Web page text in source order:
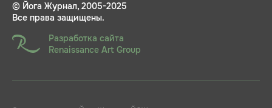
© Йога Журнал, 2005-2025
Все права защищены.
Разработка сайта
Renaissance Art Group